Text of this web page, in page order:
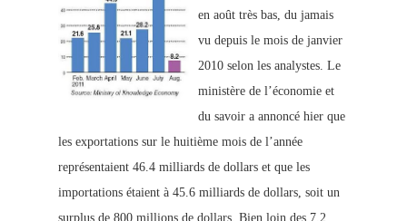
en août très bas, du jamais
vu depuis le mois de janvier
2010 selon les analystes. Le
ministère de l’économie et
du savoir a annoncé hier que
les exportations sur le huitième mois de l’année
représentaient 46.4 milliards de dollars et que les
importations étaient à 45.6 milliards de dollars, soit un
surplus de 800 millions de dollars. Bien loin des 7.2